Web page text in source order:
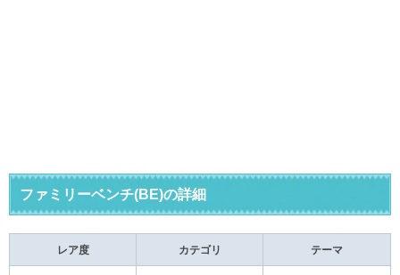
ファミリーベンチ(BE)の詳細
レア度 カテゴリ テーマ